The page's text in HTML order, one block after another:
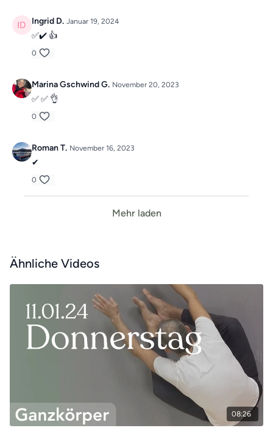
Ingrid D. Januar 19, 2024
✅✔️ 👍
0
Marina Gschwind G. November 20, 2023
✅ ✅ 👌
0
Roman T. November 16, 2023
✔
0
Mehr laden
Ähnliche Videos
08:26